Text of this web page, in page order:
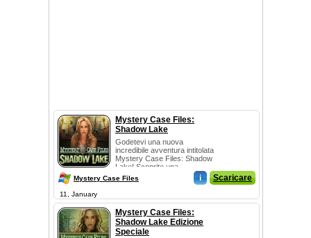
Mystery Case Files:
Shadow Lake
Godetevi una nuova
incredibile avventura intitolata
Mystery Case Files: Shadow
Lake! Scoprite una...
Mystery Case Files i Scaricare
11, January
Mystery Case Files:
Shadow Lake Edizione
Speciale